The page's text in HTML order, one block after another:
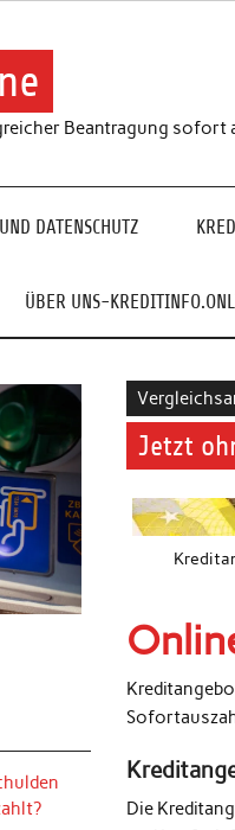
Beantragung sofort
DATENSCHUTZ
ÜBER UNS-
Jetzt
Die